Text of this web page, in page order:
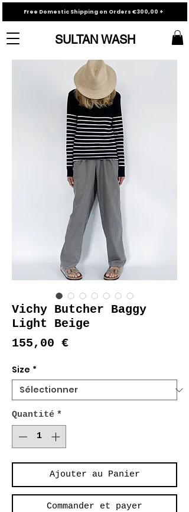
SULTAN WASH
Free Domestic Shipping on Orders €300,00 +
Vichy Butcher Baggy
Light Beige
155,00 €Prix
Size *
Quantité *
Ajouter au Panier
Commander et payer